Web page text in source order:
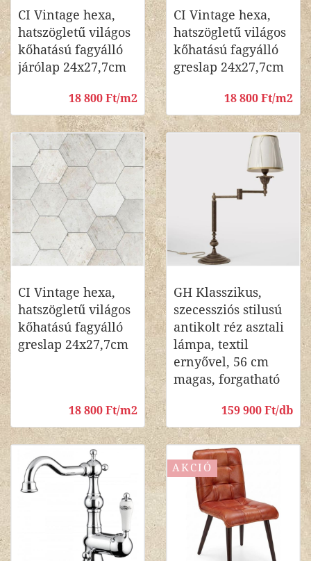
CI Vintage hexa,
hatszögletű világos
kőhatású fagyálló
járólap 24x27,7cm
18 800 Ft/m2
CI Vintage hexa,
hatszögletű világos
kőhatású fagyálló
greslap 24x27,7cm
18 800 Ft/m2
CI Vintage hexa,
hatszögletű világos
kőhatású fagyálló
greslap 24x27,7cm
18 800 Ft/m2
GH Klasszikus,
szecessziós stilusú
antikolt réz asztali
lámpa, textil
ernyővel, 56 cm
magas, forgatható
159 900 Ft/db
AKCIÓ